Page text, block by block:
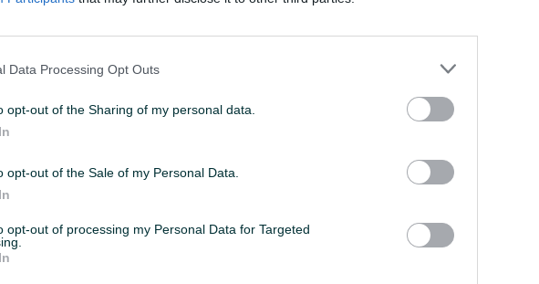
Data Processing Opt Outs
opt-out of the Sharing of my personal data.
opt-out of the Sale of my Personal Data.
opt-out of processing my Personal Data for Targeted
8 KM
SIJALICA H4 2+ Plus ULTIMATE LED
Novo
140 KM
prije 6 mjeseci
SIJALICA H16 12V 19W +%30 MORE
prije 6 mjeseci